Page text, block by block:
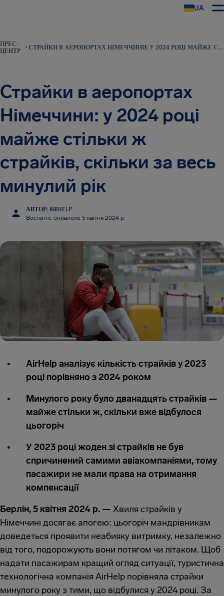
UA
ПРЕС-
ЦЕНТР
СТРАЙКИ В АЕРОПОРТАХ НІМЕЧЧИНИ: У 2024 РОЦІ МАЙЖЕ СТІЛЬКИ Ж СТРАЙКІВ, СКІЛЬКИ ЗА ВЕСЬ МИНУЛИЙ РІК
Страйки в аеропортах
Німеччини: у 2024 році
майже стільки ж
страйків, скільки за весь
минулий рік
АВТОР: AIRHELP
Востаннє оновлено 5 квітня 2024 р.
AirHelp аналізує кількість страйків у 2023
році порівняно з 2024 роком
Минулого року було дванадцять страйків —
майже стільки ж, скільки вже відбулося
цьогоріч
У 2023 році жоден зі страйків не був
спричинений самими авіакомпаніями, тому
пасажири не мали права на отримання
компенсації
Берлін, 5 квітня 2024 р. — Хвиля страйків у
Німеччині досягає апогею: цьогоріч мандрівникам
доведеться проявити неабияку витримку, незалежно
від того, подорожують вони потягом чи літаком. Щоб
надати пасажирам кращий огляд ситуації, туристична
технологічна компанія AirHelp порівняла страйки
минулого року з тими, що відбулися у 2024 році. За